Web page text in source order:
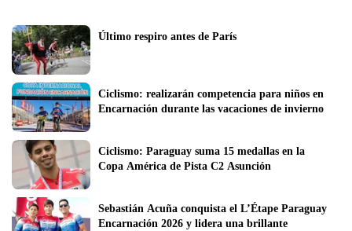
Último respiro antes de París
Ciclismo: realizarán competencia para niños en
Encarnación durante las vacaciones de invierno
Ciclismo: Paraguay suma 15 medallas en la
Copa América de Pista C2 Asunción
Sebastián Acuña conquista el L’Étape Paraguay
Encarnación 2026 y lidera una brillante